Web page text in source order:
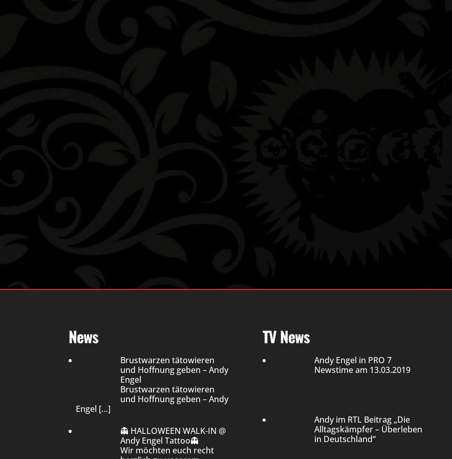
News
Brustwarzen tätowieren
und Hoffnung geben – Andy
Engel
Brustwarzen tätowieren
und Hoffnung geben – Andy
Engel […]
👻 HALLOWEEN WALK-IN @
Andy Engel Tattoo👻
Wir möchten euch recht
TV News
Andy Engel in PRO 7
Newstime am 13.03.2019
Andy im RTL Beitrag „Die
Alltagskämpfer – Überleben
in Deutschland“